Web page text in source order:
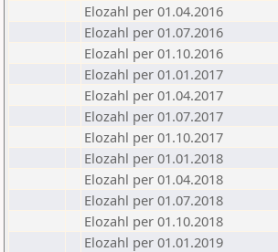
Elozahl per 01.04.2016
Elozahl per 01.07.2016
Elozahl per 01.10.2016
Elozahl per 01.01.2017
Elozahl per 01.04.2017
Elozahl per 01.07.2017
Elozahl per 01.10.2017
Elozahl per 01.01.2018
Elozahl per 01.04.2018
Elozahl per 01.07.2018
Elozahl per 01.10.2018
Elozahl per 01.01.2019